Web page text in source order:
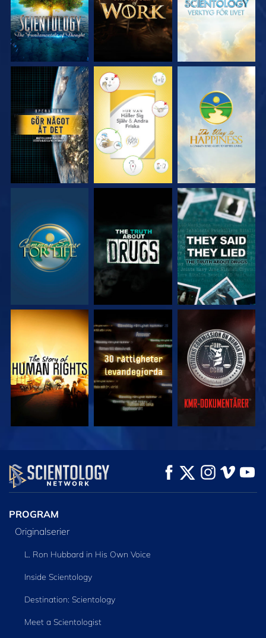
TITTA TITTA TITTA
TITTA TITTA TITTA
TITTA TITTA TITTA
TITTA
UTFORSKA
SERIEN
PROGRAM
Originalserier
L. Ron Hubbard in His Own Voice
Inside Scientology
Destination: Scientology
Meet a Scientologist